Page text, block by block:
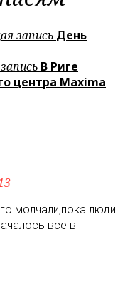
запись День
В Риге
центра Maxima
молчали,пока люди
все в